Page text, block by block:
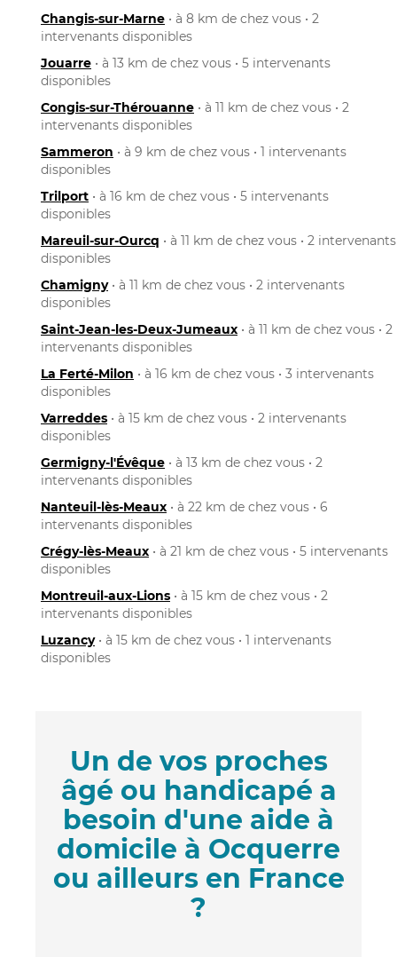
Changis-sur-Marne • à 8 km de chez vous • 2
intervenants disponibles
Jouarre • à 13 km de chez vous • 5 intervenants
disponibles
Congis-sur-Thérouanne • à 11 km de chez vous • 2
intervenants disponibles
Sammeron • à 9 km de chez vous • 1 intervenants
disponibles
Trilport • à 16 km de chez vous • 5 intervenants
disponibles
Mareuil-sur-Ourcq • à 11 km de chez vous • 2 intervenants
disponibles
Chamigny• à 11 km de chez vous • 2 intervenants
disponibles
Saint-Jean-les-Deux-Jumeaux • à 11 km de chez vous • 2
intervenants disponibles
La Ferté-Milon • à 16 km de chez vous • 3 intervenants
disponibles
Varreddes • à 15 km de chez vous • 2 intervenants
disponibles
Germigny-l'Évêque • à 13 km de chez vous • 2
intervenants disponibles
Nanteuil-lès-Meaux • à 22 km de chez vous • 6
intervenants disponibles
Crégy-lès-Meaux • à 21 km de chez vous • 5 intervenants
disponibles
Montreuil-aux-Lions • à 15 km de chez vous • 2
intervenants disponibles
Luzancy• à 15 km de chez vous • 1 intervenants
disponibles
Un de vos proches
âgé ou handicapé a
besoin d'une aide à
domicile à Ocquerre
ou ailleurs en France
?